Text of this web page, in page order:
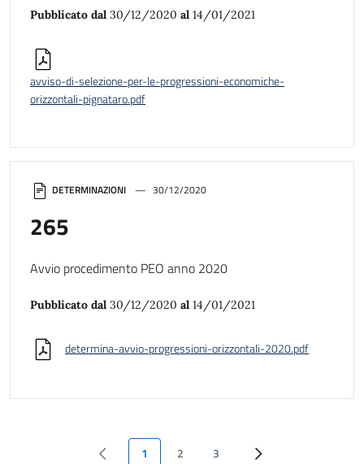
DETERMINAZIONI 30/12/2020
265
Avvio procedimento PEO anno 2020
Pubblicato dal 30/12/2020 al 14/01/2021
determina-avvio-progressioni-orizzontali-2020.pdf
Pubblicato dal 30/12/2020 al 14/01/2021
avviso-di-selezione-per-le-progressioni-economiche-
orizzontali-pignataro.pdf
1 2 3